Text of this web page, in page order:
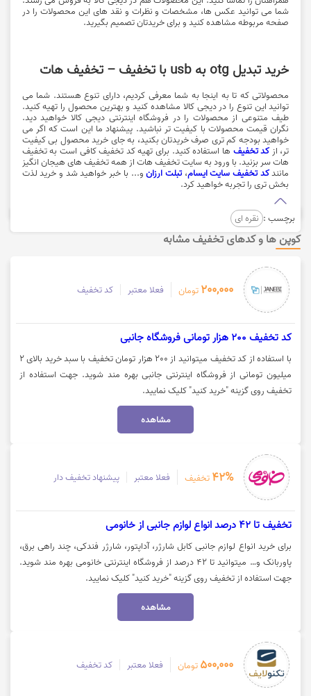
شما می توانید عکس ها، مشخصات و نظرات و نقد های این محصولات را در
صفحه مربوطه مشاهده کنید و برای خریدتان تصمیم بگیرید.
خرید تبدیل otg به usb با تخفیف – تخفیف هات
محصولاتی که تا به اینجا به شما معرفی کردیم، دارای تنوع هستند. شما می
توانید این تنوع را در دیجی کالا مشاهده کنید و بهترین محصول را تهیه کنید.
طیف متنوعی از محصولات را در فروشگاه اینترنتی دیجی کالا خواهید دید.
نگران قیمت محصولات با کیفیت تر نباشید. پیشنهاد ما این است که اگر می
خواهید بودجه کم تری صرف خریدتان بکنید، به جای خرید محصول بی کیفیت
تر، از کد تخفیف ها استفاده کنید. برای تهیه کد تخفیف کافی است به تخفیف
هات سر بزنید. با ورود به سایت تخفیف هات از همه تخفیف های هیجان انگیز
مانندکد تخفیف سایت ایسام،تبلت ارزان و... با خبر خواهید شد و خرید لذت
بخش تری را تجربه خواهید کرد.
برچسب : نقره ای
کوپن ها و کدهای تخفیف مشابه
200,000 تومان فعلا معتبر کد تخفیف
کد تخفیف 200 هزار تومانی فروشگاه جانبی
با استفاده از کد تخفیف میتوانید از 200 هزار تومان تخفیف با سبد خرید بالای 2
میلیون تومانی از فروشگاه اینترنتی جانبی بهره مند شوید. جهت استفاده از
تخفیف روی گزینه "خرید کنید" کلیک نمایید.
مشاهده
42% تخفیف فعلا معتبر پیشنهاد تخفیف دار
تخفیف تا 42 درصد انواع لوازم جانبی از خانومی
برای خرید انواع لوازم جانبی کابل شارژر، آداپتور، شارژر فندکی، چند راهی برق،
پاوربانک و… میتوانید تا 42 درصد از فروشگاه اینترنتی خانومی بهره مند شوید.
جهت استفاده از تخفیف روی گزینه "خرید کنید" کلیک نمایید.
مشاهده
500,000 تومان فعلا معتبر کد تخفیف